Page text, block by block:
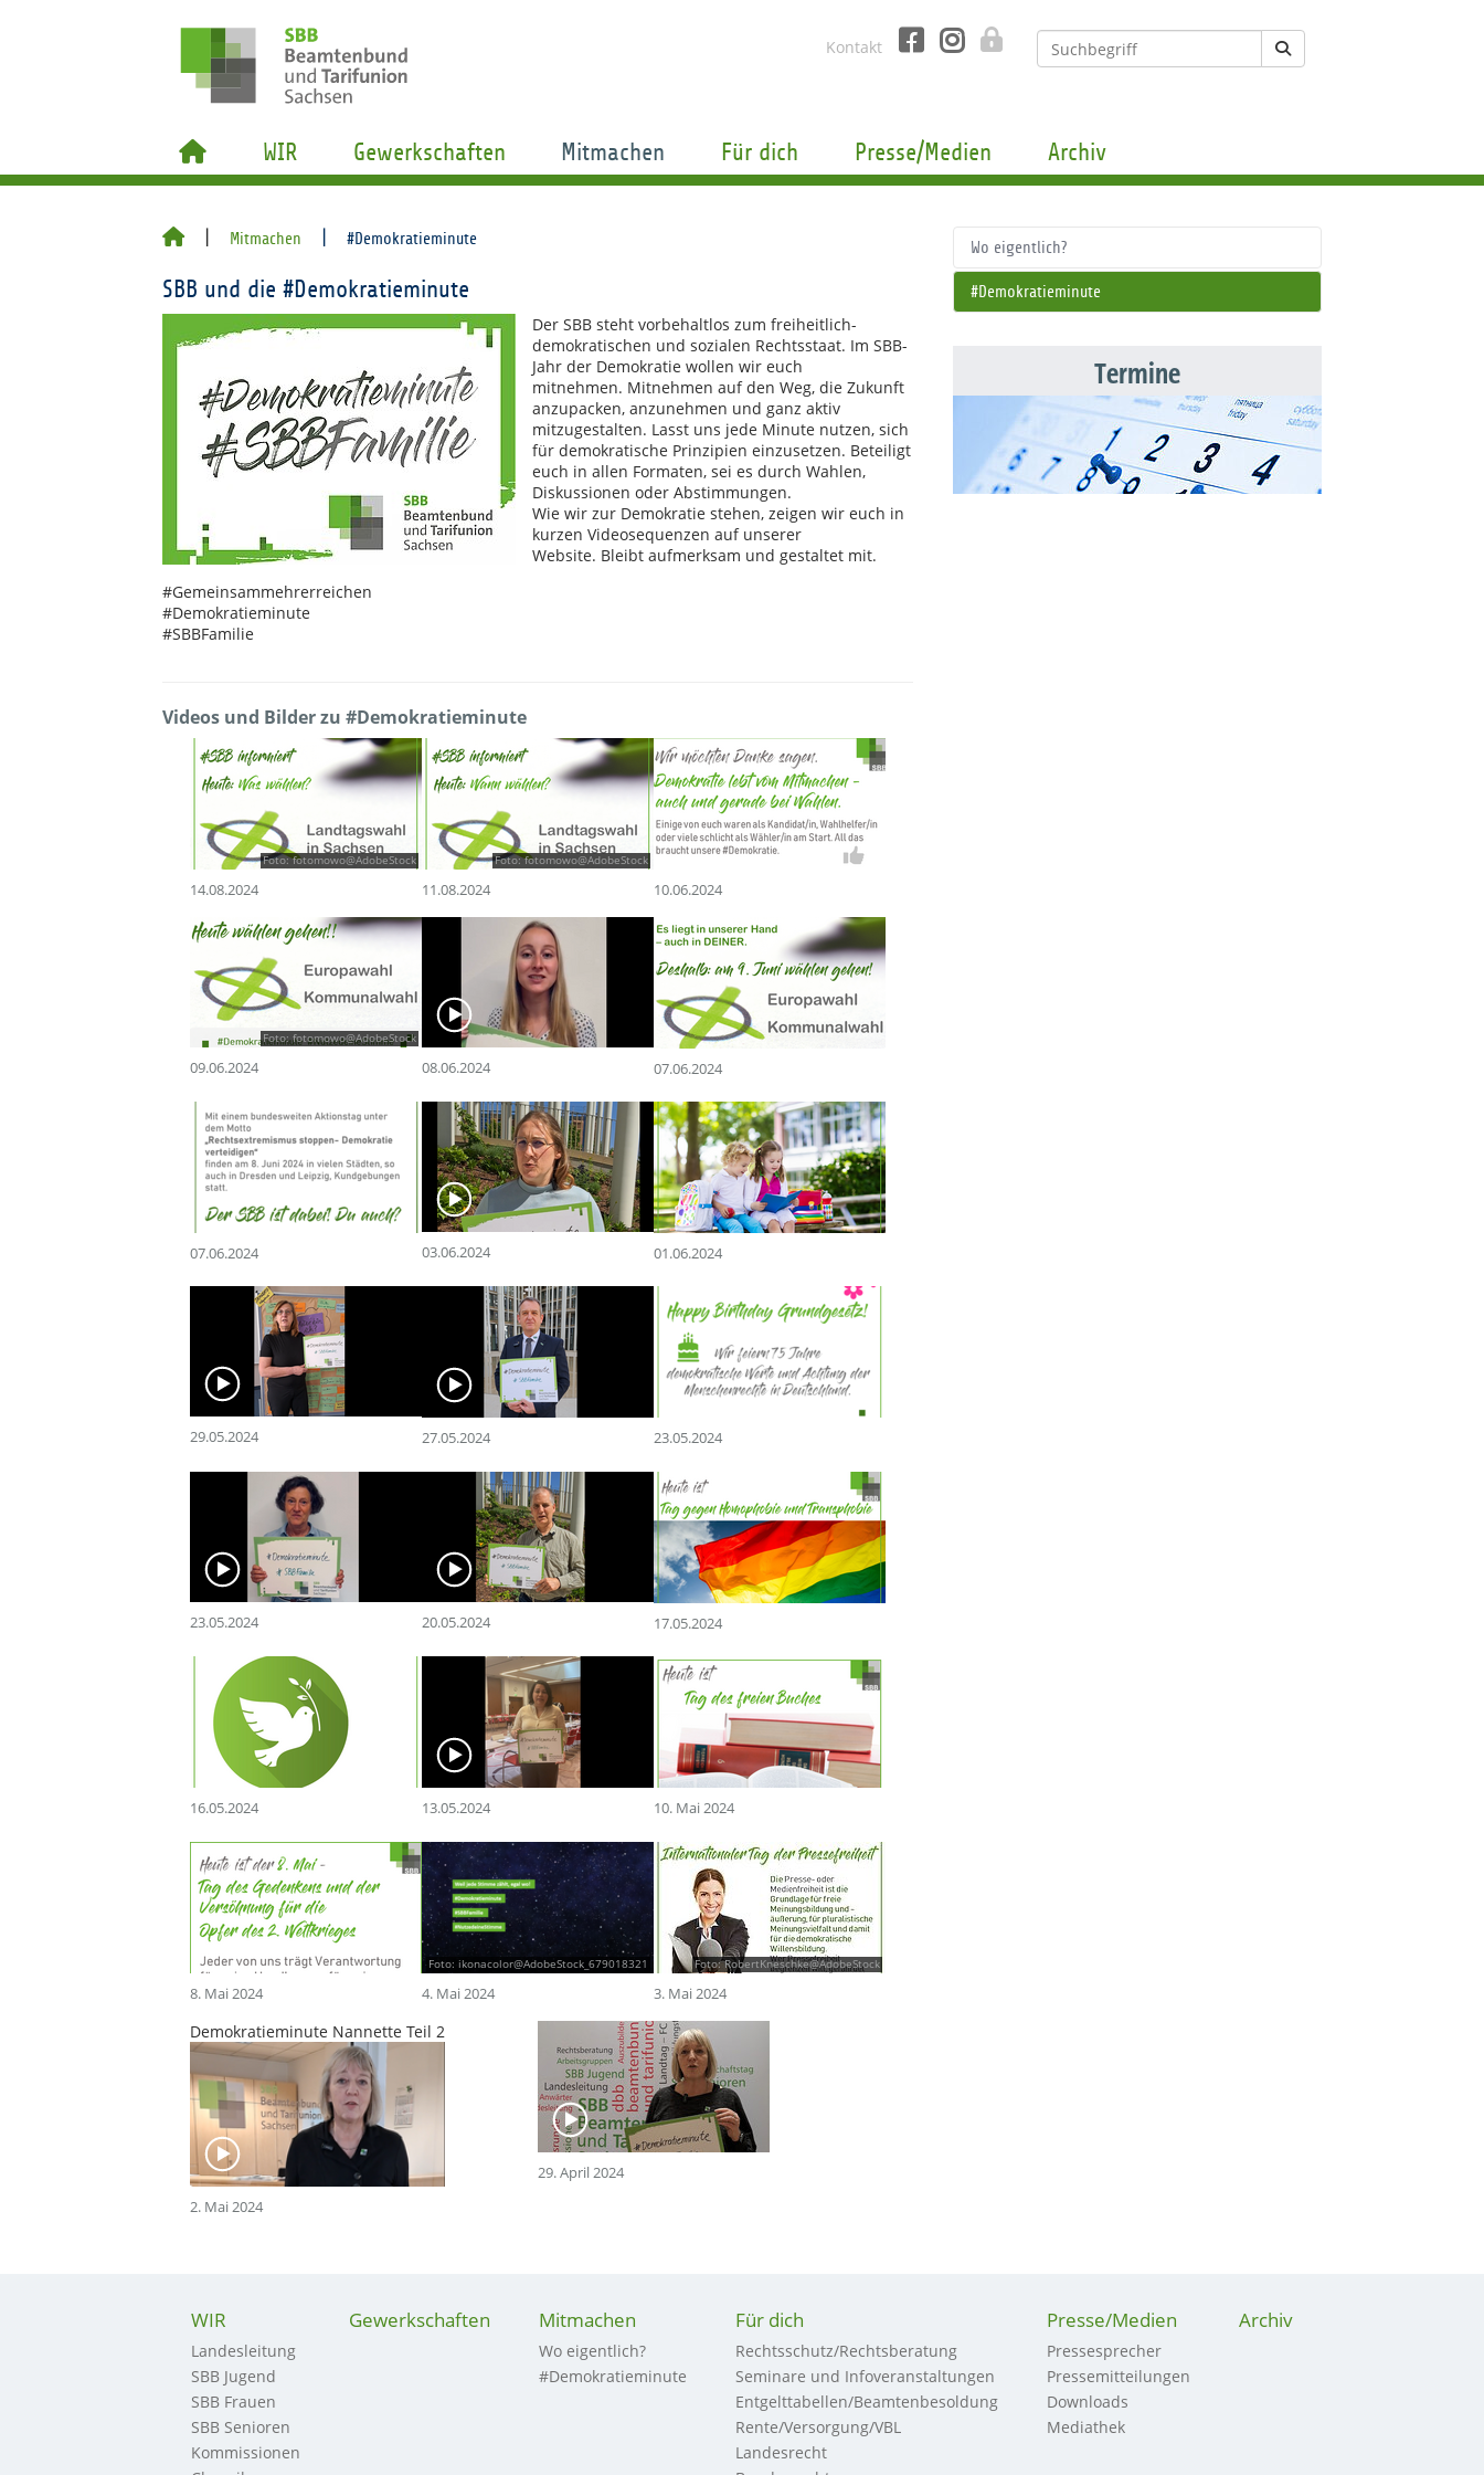
Kontakt
WIR Gewerkschaften Mitmachen Für dich Presse/Medien Archiv
Mitmachen #Demokratieminute
SBB und die #Demokratieminute
Der SBB steht vorbehaltlos zum freiheitlich-
demokratischen und sozialen Rechtsstaat. Im SBB-
Jahr der Demokratie wollen wir euch
mitnehmen. Mitnehmen auf den Weg, die Zukunft
anzupacken, anzunehmen und ganz aktiv
mitzugestalten. Lasst uns jede Minute nutzen, sich
für demokratische Prinzipien einzusetzen. Beteiligt
euch in allen Formaten, sei es durch Wahlen,
Diskussionen oder Abstimmungen.
Wie wir zur Demokratie stehen, zeigen wir euch in
kurzen Videosequenzen auf unserer
Website. Bleibt aufmerksam und gestaltet mit.
#Gemeinsammehrerreichen
#Demokratieminute
#SBBFamilie
Videos und Bilder zu #Demokratieminute
Foto: fotomowo@AdobeStock
14.08.2024
Foto: fotomowo@AdobeStock
11.08.2024 10.06.2024
Foto: fotomowo@AdobeStock
09.06.2024 08.06.2024 07.06.2024
07.06.2024 03.06.2024 01.06.2024
29.05.2024 27.05.2024 23.05.2024
23.05.2024 20.05.2024 17.05.2024
16.05.2024 13.05.2024 10. Mai 2024
8. Mai 2024
Foto: ikonacolor@AdobeStock_679018321
4. Mai 2024
Foto: RobertKneschke@AdobeStock
3. Mai 2024
Demokratieminute Nannette Teil 2
2. Mai 2024
29. April 2024
Wo eigentlich?
#Demokratieminute
Termine
WIR
Landesleitung
SBB Jugend
SBB Frauen
SBB Senioren
Kommissionen
Gewerkschaften Mitmachen
Wo eigentlich?
#Demokratieminute
Für dich
Rechtsschutz/Rechtsberatung
Seminare und Infoveranstaltungen
Entgelttabellen/Beamtenbesoldung
Rente/Versorgung/VBL
Landesrecht
Presse/Medien
Pressesprecher
Pressemitteilungen
Downloads
Mediathek
Archiv